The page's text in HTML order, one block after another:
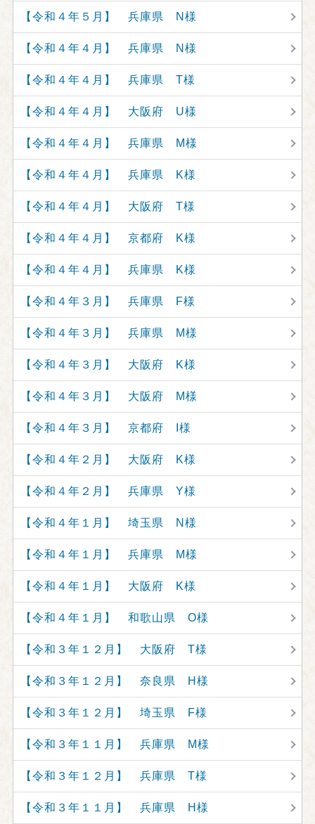
【令和４年５月】 兵庫県 N様
【令和４年４月】 兵庫県 N様
【令和４年４月】 兵庫県 T様
【令和４年４月】 大阪府 U様
【令和４年４月】 兵庫県 M様
【令和４年４月】 兵庫県 K様
【令和４年４月】 大阪府 T様
【令和４年４月】 京都府 K様
【令和４年４月】 兵庫県 K様
【令和４年３月】 兵庫県 F様
【令和４年３月】 兵庫県 M様
【令和４年３月】 大阪府 K様
【令和４年３月】 大阪府 M様
【令和４年３月】 京都府 I様
【令和４年２月】 大阪府 K様
【令和４年２月】 兵庫県 Y様
【令和４年１月】 埼玉県 N様
【令和４年１月】 兵庫県 M様
【令和４年１月】 大阪府 K様
【令和４年１月】 和歌山県 O様
【令和３年１２月】 大阪府 T様
【令和３年１２月】 奈良県 H様
【令和３年１２月】 埼玉県 F様
【令和３年１１月】 兵庫県 M様
【令和３年１２月】 兵庫県 T様
【令和３年１１月】 兵庫県 H様